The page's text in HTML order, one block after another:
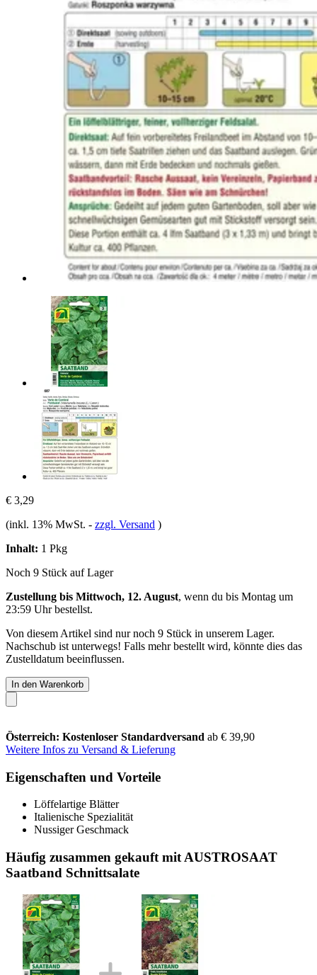
€ 3,29
(inkl. 13% MwSt. - zzgl. Versand )
Inhalt: 1 Pkg
Noch 9 Stück auf Lager
Zustellung bis Mittwoch, 12. August, wenn du bis Montag um
23:59 Uhrbestellst.
Von diesem Artikel sind nur noch 9 Stück in unserem Lager.
Nachschub ist unterwegs! Falls mehr bestellt wird, könnte dies das
Zustelldatum beeinflussen.
In den Warenkorb
Österreich: Kostenloser Standardversand ab € 39,90
Weitere Infos zu Versand & Lieferung
Eigenschaften und Vorteile
Löffelartige Blätter
Italienische Spezialität
Nussiger Geschmack
Häufig zusammen gekauft mit AUSTROSAAT
Saatband Schnittsalate